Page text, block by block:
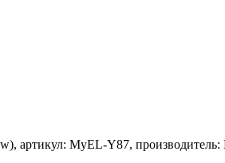
артикул: MyEL-Y87,